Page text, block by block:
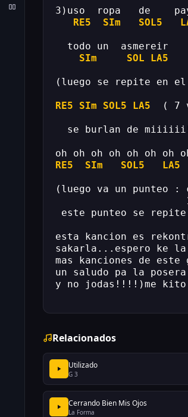
3)uso  ropa   de
RE5
SIm SOL5
todo un  asmereir
SIm
SOL LA5
(luego se repite en el
RE5 SIm SOL5 LA5 ( 7
se burlan de
oh oh oh oh oh oh oh
RE5
SIm SOL5 LA5
(luego va un punteo
1/10(4),1/
este punteo se repite
esta kancion es
sakarla...espero ke la
mas kanciones de este
un saludo pa la posera
y no jodas!!!!)me kito
Relacionados
Utilizado
G 3
Cerrando Bien Mis Ojos
La Forma